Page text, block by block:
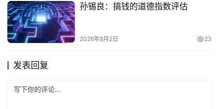
孙锡良：搞钱的道德指数评估
2026年8月2日 23
发表回复